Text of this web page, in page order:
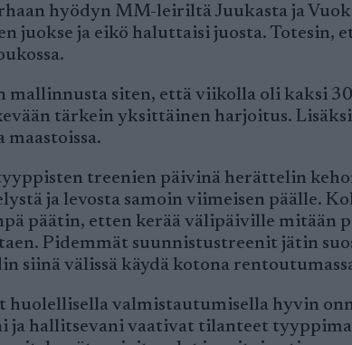
hyödyn MM-leiriltä Juukasta ja
juokse ja eikö haluttaisi juosta.
siten, että viikolla oli kaksi
tärkein yksittäinen harjoitus.
treenien päivinä herättelin
ja levosta samoin viimeisen päälle.
päätin, etten kerää välipäiville mitään
Pidemmät suunnistustreenit jätin
siinä välissä käydä kotona
valmistautumisella hyvin
ja hallitsevani vaativat tilanteet